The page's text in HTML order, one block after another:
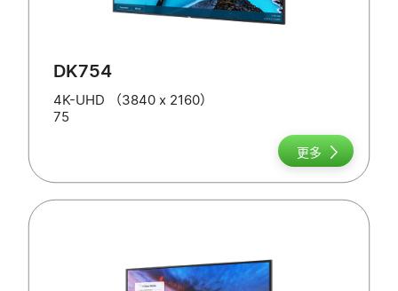
DK754
4K-UHD （3840 x 2160）
75
更多